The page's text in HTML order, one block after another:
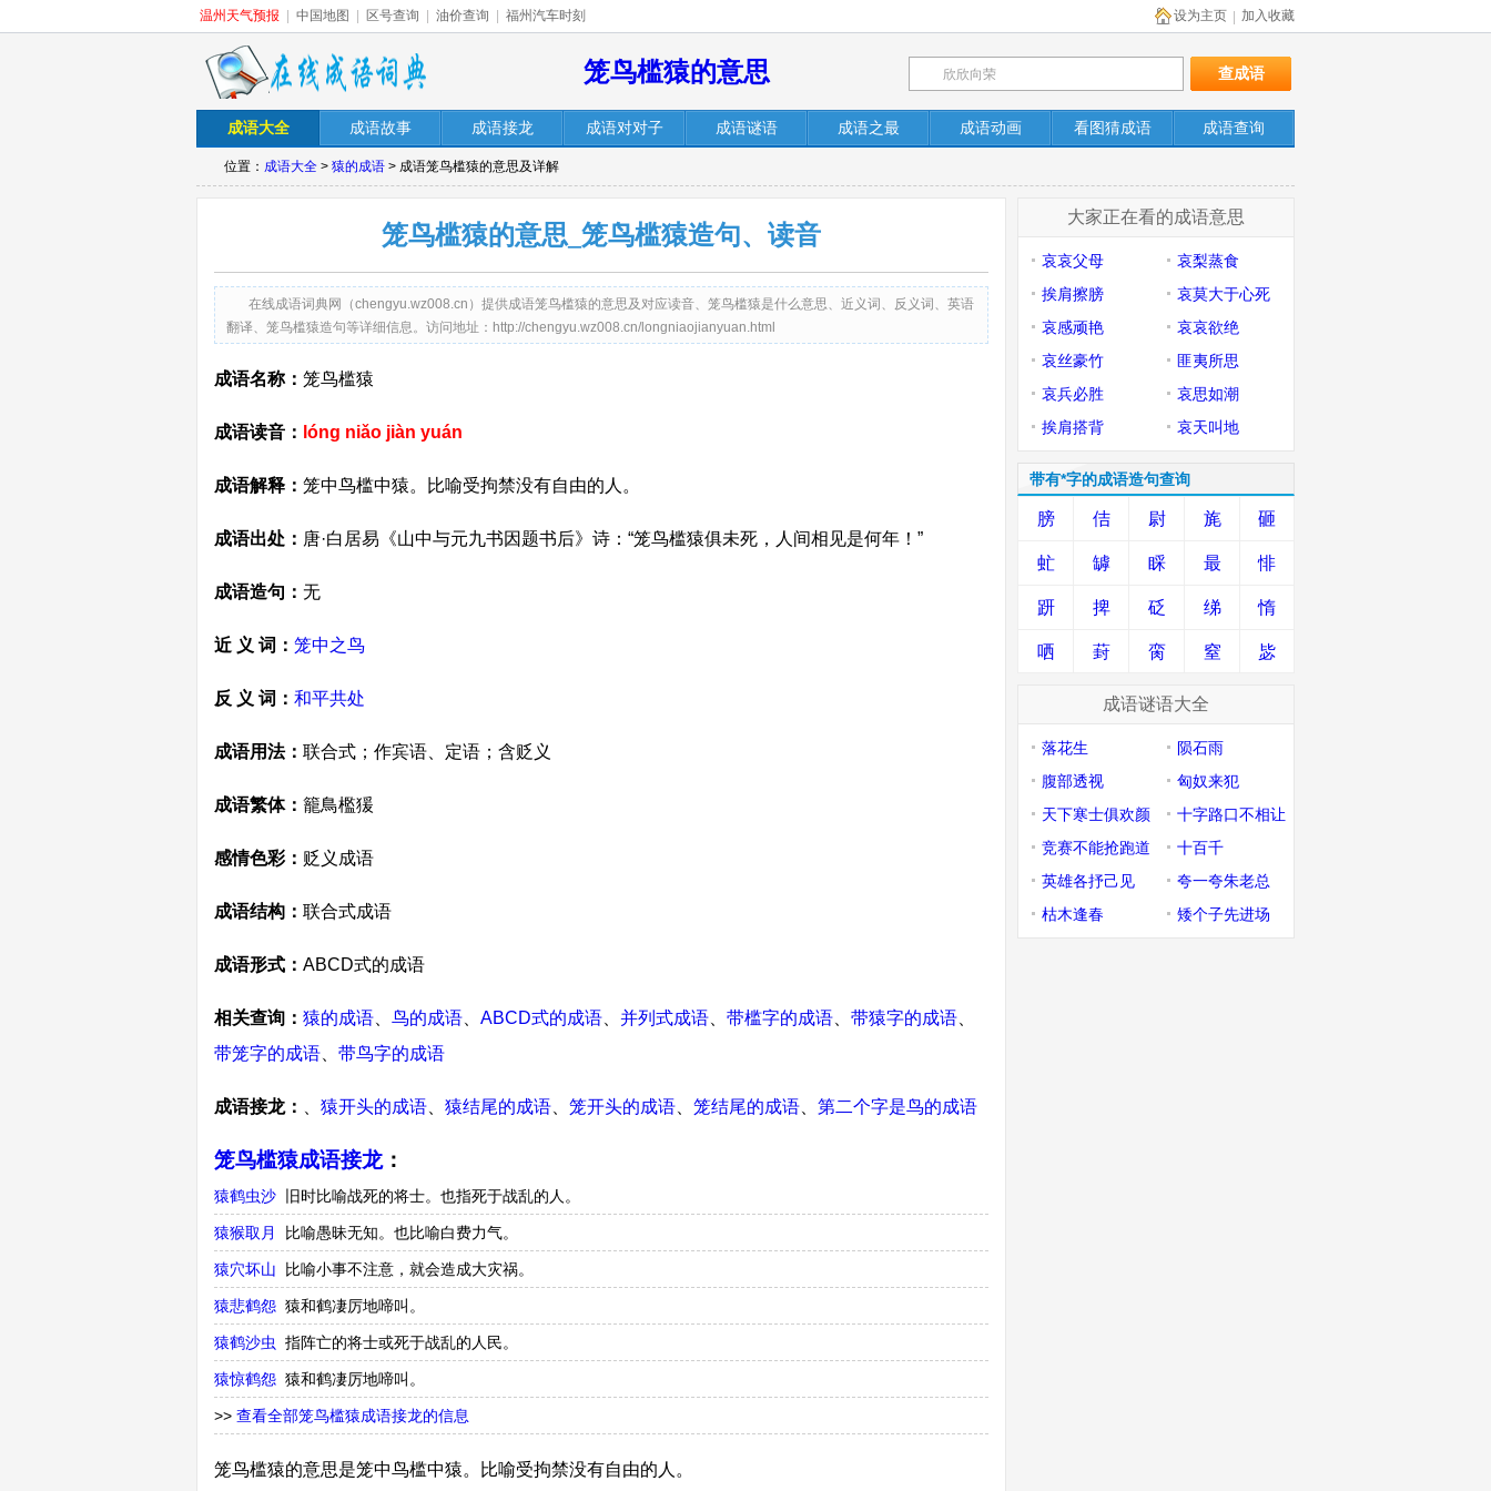
温州天气预报 中国地图 区号查询 油价查询 福州汽车时刻 加入收藏
设为主页
笼鸟槛猿的意思
成语大全 成语故事 成语接龙 成语对对子 成语谜语 成语之最 成语动画 看图猜成语 成语查询
位置： 成语大全 > 猿的成语 > 成语笼鸟槛猿的意思及详解
笼鸟槛猿的意思_笼鸟槛猿造句、读音
在线成语词典网（chengyu.wz008.cn）提供成语笼鸟槛猿的意思及对应读音、笼鸟槛猿是什么意思、近义词、反义词、英语
翻译、笼鸟槛猿造句等详细信息。访问地址：http://chengyu.wz008.cn/longniaojianyuan.html
成语名称： 笼鸟槛猿
成语读音： lóng niǎo jiàn yuán
成语解释： 笼中鸟槛中猿。比喻受拘禁没有自由的人。
成语出处： 唐·白居易《山中与元九书因题书后》诗：“笼鸟槛猿俱未死，人间相见是何年！”
成语造句： 无
近 义 词： 笼中之鸟
反 义 词： 和平共处
成语用法： 联合式；作宾语、定语；含贬义
成语繁体： 籠鳥檻猨
感情色彩： 贬义成语
成语结构： 联合式成语
成语形式： ABCD式的成语
相关查询： 猿的成语 鸟的成语 ABCD式的成语 并列式成语 带槛字的成语 带猿字的成语
带笼字的成语
带鸟字的成语
成语接龙： 猿开头的成语 猿结尾的成语 笼开头的成语 笼结尾的成语 第二个字是鸟的成语
笼鸟槛猿成语接龙：
猿鹤虫沙 旧时比喻战死的将士。也指死于战乱的人。
猿猴取月 比喻愚昧无知。也比喻白费力气。
猿穴坏山 比喻小事不注意，就会造成大灾祸。
猿悲鹤怨 猿和鹤凄厉地啼叫。
猿鹤沙虫 指阵亡的将士或死于战乱的人民。
猿惊鹤怨 猿和鹤凄厉地啼叫。
>> 查看全部笼鸟槛猿成语接龙的信息
笼鸟槛猿的意思是笼中鸟槛中猿。比喻受拘禁没有自由的人。
大家正在看的成语意思
哀哀父母
哀梨蒸食
挨肩擦膀
哀莫大于心死
哀感顽艳
哀哀欲绝
哀丝豪竹
匪夷所思
哀兵必胜
哀思如潮
挨肩搭背
哀天叫地
带有*字的成语造句查询
膀 佶 尉 旄 砸
虻 罅 睬 最 悱
趼 捭 砭 绨 惰
哂 葑 脔 窒 毖
成语谜语大全
落花生
陨石雨
腹部透视
匈奴来犯
天下寒士俱欢颜
十字路口不相让
竞赛不能抢跑道
十百千
英雄各抒己见
夸一夸朱老总
枯木逢春
矮个子先进场